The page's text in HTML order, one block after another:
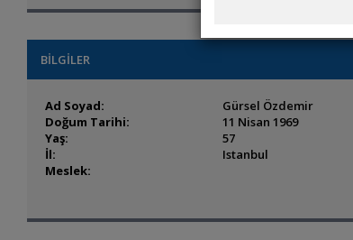
BİLGİLER
Ad Soyad:
Gürsel Özdemir
Doğum Tarihi:
11 Nisan 1969
Yaş:
57
İl:
Istanbul
Meslek: